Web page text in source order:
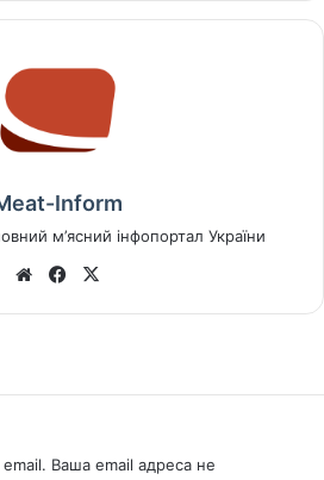
Inform
м’ясний інфопортал України
We
Fa
Ваша email адреса не